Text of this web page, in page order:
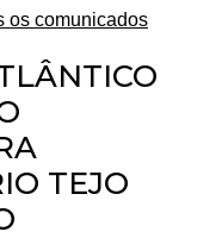
os comunicados
TEJO